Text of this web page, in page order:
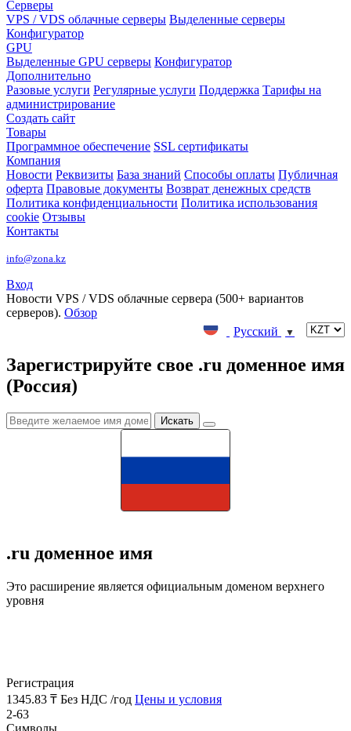
Серверы
VPS / VDS облачные серверы Выделенные серверы
Конфигуратор
GPU
Выделенные GPU серверы Конфигуратор
Дополнительно
Разовые услуги Регулярные услуги Поддержка Тарифы на
администрирование
Создать сайт
Товары
Программное обеспечение SSL сертификаты
Компания
Новости Реквизиты База знаний Способы оплаты Публичная
оферта Правовые документы Возврат денежных средств
Политика конфиденциальности Политика использования
cookie Отзывы
Контакты
info@zona.kz
Вход
Новости VPS / VDS облачные сервера (500+ вариантов
серверов). Обзор
Русский
▼
Зарегистрируйте свое .ru доменное имя
(Россия)
.ru доменное имя
Это расширение является официальным доменом верхнего
уровня
Регистрация
1345.83 ₸ Без НДС /год Цены и условия
2-63